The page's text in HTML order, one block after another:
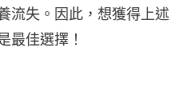
流失。因此，想獲得上述
最佳選擇！